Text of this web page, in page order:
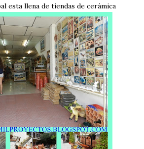
esta llena de tiendas de cerámica